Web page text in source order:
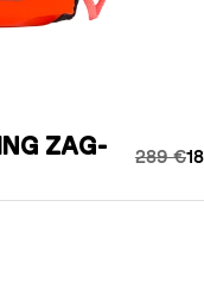
ZAG-
289 €